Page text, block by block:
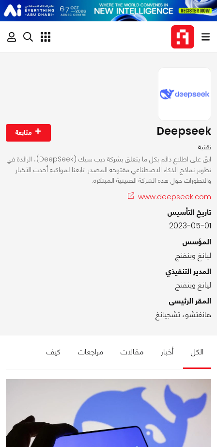
Deepseek
تقنية
متابعة
ابقَ على اطلاع دائم بكل ما يتعلق بشركة ديب سيك (DeepSeek)، الرائدة في
تطوير نماذج الذكاء الاصطناعي مفتوحة المصدر. تابعنا لمواكبة أحدث الأخبار
والتطورات حول هذه الشركة الصينية المبتكرة.
www.deepseek.com
تاريخ التأسيس
2023-05-01
المؤسس
ليانغ وينفنج
المدير التنفيذي
ليانغ وينفنج
المقر الرئيسى
هانغتشو، تشجيانغ
الكل أخبار مقالات مراجعات كيف